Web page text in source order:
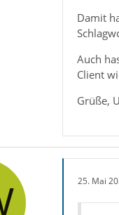
Damit
Auch
Client
Grüße,
25. Mai